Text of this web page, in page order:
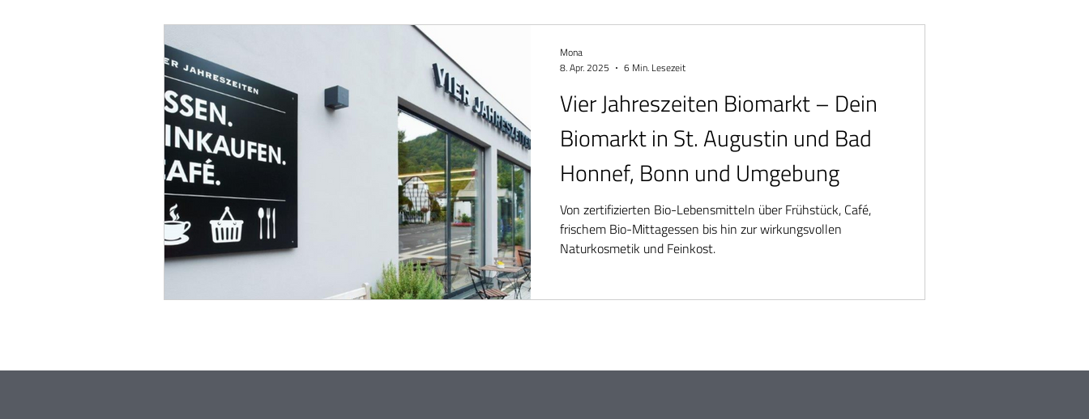
Vier Jahreszeiten Biomarkt – Dein
Biomarkt in St. Augustin und Bad
Honnef, Bonn und Umgebung
Von zertifizierten Bio-Lebensmitteln über Frühstück, Café,
frischem Bio-Mittagessen bis hin zur wirkungsvollen
Naturkosmetik und Feinkost.
Mona
8. Apr. 2025
6 Min. Lesezeit